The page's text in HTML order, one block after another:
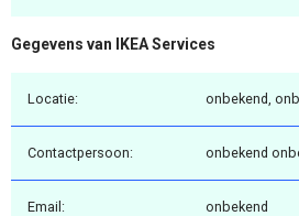
Gegevens van IKEA Services
Locatie: onbekend,
Contactpersoon: onbekend
Email: onbekend